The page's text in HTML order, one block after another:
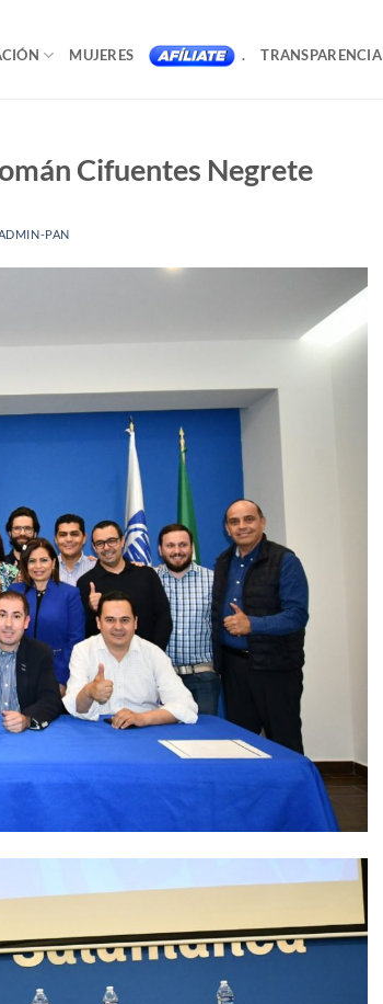
MUJERES . TRANSPARENCIA
Cifuentes Negrete
ADMIN-PAN